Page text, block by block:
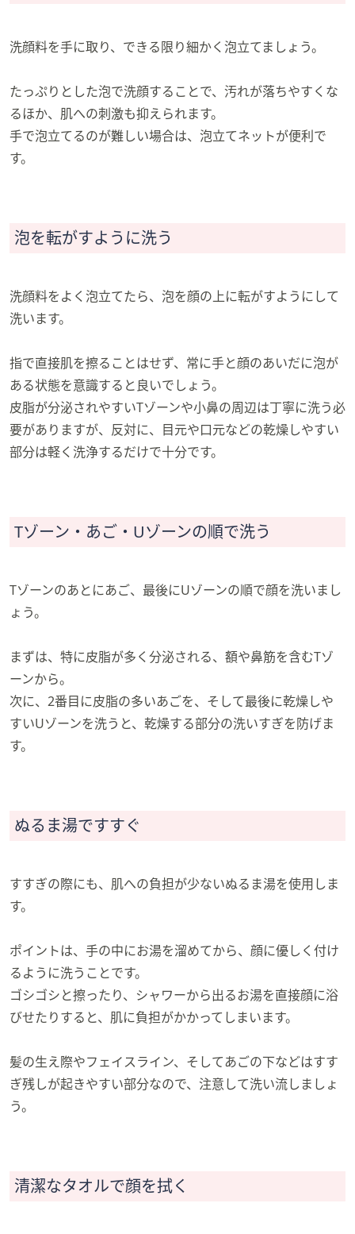
洗顔料を手に取り、できる限り細かく泡立てましょう。
たっぷりとした泡で洗顔することで、汚れが落ちやすくな
るほか、肌への刺激も抑えられます。
手で泡立てるのが難しい場合は、泡立てネットが便利で
す。
泡を転がすように洗う
洗顔料をよく泡立てたら、泡を顔の上に転がすようにして
洗います。
指で直接肌を擦ることはせず、常に手と顔のあいだに泡が
ある状態を意識すると良いでしょう。
皮脂が分泌されやすいTゾーンや小鼻の周辺は丁寧に洗う必
要がありますが、反対に、目元や口元などの乾燥しやすい
部分は軽く洗浄するだけで十分です。
Tゾーン・あご・Uゾーンの順で洗う
Tゾーンのあとにあご、最後にUゾーンの順で顔を洗いまし
ょう。
まずは、特に皮脂が多く分泌される、額や鼻筋を含むTゾ
ーンから。
次に、2番目に皮脂の多いあごを、そして最後に乾燥しや
すいUゾーンを洗うと、乾燥する部分の洗いすぎを防げま
す。
ぬるま湯ですすぐ
すすぎの際にも、肌への負担が少ないぬるま湯を使用しま
す。
ポイントは、手の中にお湯を溜めてから、顔に優しく付け
るように洗うことです。
ゴシゴシと擦ったり、シャワーから出るお湯を直接顔に浴
びせたりすると、肌に負担がかかってしまいます。
髪の生え際やフェイスライン、そしてあごの下などはすす
ぎ残しが起きやすい部分なので、注意して洗い流しましょ
う。
清潔なタオルで顔を拭く